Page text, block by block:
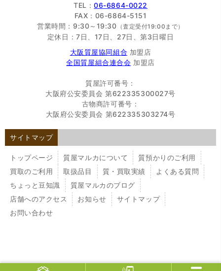
TEL：06-6864-0022
FAX：06-6864-5151
営業時間：9:30～19:30 （査定受付19:00まで）
定休日：7日、17日、27日、第3日曜日
大阪質屋協同組合 加盟店
全国質屋組合連合会 加盟店
質屋許可番号：
大阪府公安委員会 第622335300027号
古物商許可番号：
大阪府公安委員会 第622335303274号
サイトマップ
トップページ 質屋マルカについて
質預かりのご利用
買取のご利用
取扱品目 質・買取実績
よくある質問
ちょっと豆知識
質屋マルカのブログ
店舗へのアクセス
お知らせ
サイトマップ
お問い合わせ